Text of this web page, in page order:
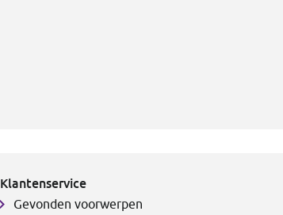
Klantenservice
Gevonden voorwerpen